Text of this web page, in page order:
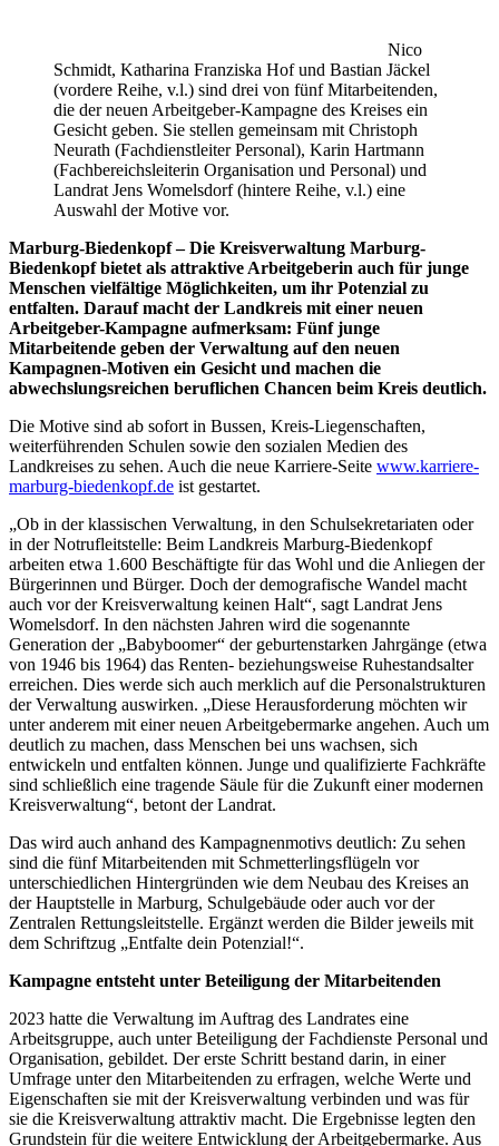
Nico
Schmidt, Katharina Franziska Hof und Bastian Jäckel
(vordere Reihe, v.l.) sind drei von fünf Mitarbeitenden,
die der neuen Arbeitgeber-Kampagne des Kreises ein
Gesicht geben. Sie stellen gemeinsam mit Christoph
Neurath (Fachdienstleiter Personal), Karin Hartmann
(Fachbereichsleiterin Organisation und Personal) und
Landrat Jens Womelsdorf (hintere Reihe, v.l.) eine
Auswahl der Motive vor.
Marburg-Biedenkopf – Die Kreisverwaltung Marburg-
Biedenkopf bietet als attraktive Arbeitgeberin auch für junge
Menschen vielfältige Möglichkeiten, um ihr Potenzial zu
entfalten. Darauf macht der Landkreis mit einer neuen
Arbeitgeber-Kampagne aufmerksam: Fünf junge
Mitarbeitende geben der Verwaltung auf den neuen
Kampagnen-Motiven ein Gesicht und machen die
abwechslungsreichen beruflichen Chancen beim Kreis deutlich.
Die Motive sind ab sofort in Bussen, Kreis-Liegenschaften,
weiterführenden Schulen sowie den sozialen Medien des
Landkreises zu sehen. Auch die neue Karriere-Seite www.karriere-
marburg-biedenkopf.de ist gestartet.
„Ob in der klassischen Verwaltung, in den Schulsekretariaten oder
in der Notrufleitstelle: Beim Landkreis Marburg-Biedenkopf
arbeiten etwa 1.600 Beschäftigte für das Wohl und die Anliegen der
Bürgerinnen und Bürger. Doch der demografische Wandel macht
auch vor der Kreisverwaltung keinen Halt“, sagt Landrat Jens
Womelsdorf. In den nächsten Jahren wird die sogenannte
Generation der „Babyboomer“ der geburtenstarken Jahrgänge (etwa
von 1946 bis 1964) das Renten- beziehungsweise Ruhestandsalter
erreichen. Dies werde sich auch merklich auf die Personalstrukturen
der Verwaltung auswirken. „Diese Herausforderung möchten wir
unter anderem mit einer neuen Arbeitgebermarke angehen. Auch um
deutlich zu machen, dass Menschen bei uns wachsen, sich
entwickeln und entfalten können. Junge und qualifizierte Fachkräfte
sind schließlich eine tragende Säule für die Zukunft einer modernen
Kreisverwaltung“, betont der Landrat.
Das wird auch anhand des Kampagnenmotivs deutlich: Zu sehen
sind die fünf Mitarbeitenden mit Schmetterlingsflügeln vor
unterschiedlichen Hintergründen wie dem Neubau des Kreises an
der Hauptstelle in Marburg, Schulgebäude oder auch vor der
Zentralen Rettungsleitstelle. Ergänzt werden die Bilder jeweils mit
dem Schriftzug „Entfalte dein Potenzial!“.
Kampagne entsteht unter Beteiligung der Mitarbeitenden
2023 hatte die Verwaltung im Auftrag des Landrates eine
Arbeitsgruppe, auch unter Beteiligung der Fachdienste Personal und
Organisation, gebildet. Der erste Schritt bestand darin, in einer
Umfrage unter den Mitarbeitenden zu erfragen, welche Werte und
Eigenschaften sie mit der Kreisverwaltung verbinden und was für
sie die Kreisverwaltung attraktiv macht. Die Ergebnisse legten den
Grundstein für die weitere Entwicklung der Arbeitgebermarke. Aus